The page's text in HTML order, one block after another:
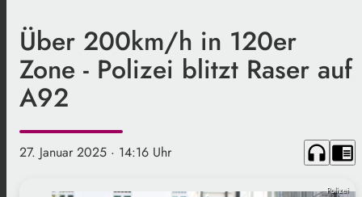
Über 200km/h in 120er
Zone - Polizei blitzt Raser auf
A92
27. Januar 2025 · 14:16 Uhr headphones chrome_reader_mode
Polizei